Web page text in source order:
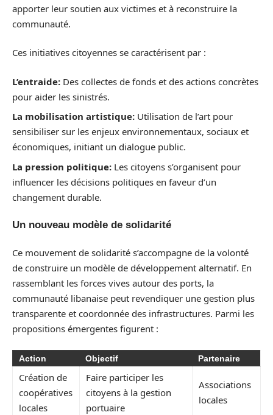
apporter leur soutien aux victimes et à reconstruire la
communauté.
Ces initiatives citoyennes se caractérisent par :
L’entraide: Des collectes de fonds et des actions concrètes
pour aider les sinistrés.
La mobilisation artistique: Utilisation de l’art pour
sensibiliser sur les enjeux environnementaux, sociaux et
économiques, initiant un dialogue public.
La pression politique: Les citoyens s’organisent pour
influencer les décisions politiques en faveur d’un
changement durable.
Un nouveau modèle de solidarité
Ce mouvement de solidarité s’accompagne de la volonté
de construire un modèle de développement alternatif. En
rassemblant les forces vives autour des ports, la
communauté libanaise peut revendiquer une gestion plus
transparente et coordonnée des infrastructures. Parmi les
propositions émergentes figurent :
Action Objectif Partenaire
Création de
coopératives
locales
Faire participer les
citoyens à la gestion
portuaire
Associations
locales